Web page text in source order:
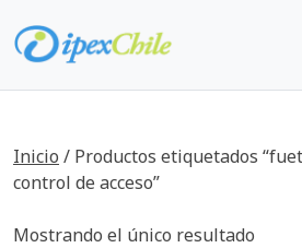
Inicio / Productos etiquetados
control de acceso”
Mostrando el único resultado